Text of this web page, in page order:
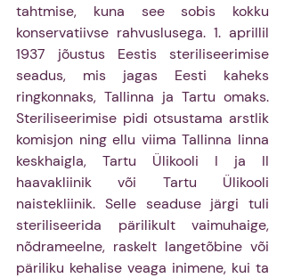
tahtmise, kuna see sobis kokku
konservatiivse rahvuslusega. 1. aprillil
1937 jõustus Eestis steriliseerimise
seadus, mis jagas Eesti kaheks
ringkonnaks, Tallinna ja Tartu omaks.
Steriliseerimise pidi otsustama arstlik
komisjon ning ellu viima Tallinna linna
keskhaigla, Tartu Ülikooli I ja II
haavakliinik või Tartu Ülikooli
naistekliinik. Selle seaduse järgi tuli
steriliseerida pärilikult vaimuhaige,
nõdrameelne, raskelt langetõbine või
päriliku kehalise veaga inimene, kui ta